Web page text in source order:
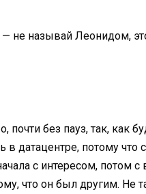
называй Леонидом,
без пауз, так, как
датацентре, потому что
с интересом, потом
что он был другим. Не